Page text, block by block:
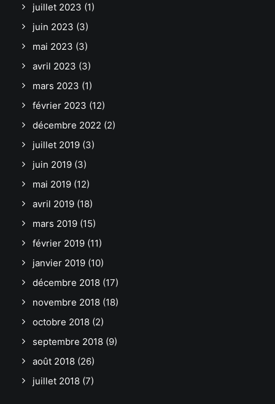
juillet 2023 (1)
juin 2023 (3)
mai 2023 (3)
avril 2023 (3)
mars 2023 (1)
février 2023 (12)
décembre 2022 (2)
juillet 2019 (3)
juin 2019 (3)
mai 2019 (12)
avril 2019 (18)
mars 2019 (15)
février 2019 (11)
janvier 2019 (10)
décembre 2018 (17)
novembre 2018 (18)
octobre 2018 (2)
septembre 2018 (9)
août 2018 (26)
juillet 2018 (7)